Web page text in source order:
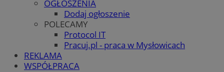
OGŁOSZENIA
Dodaj ogłoszenie
POLECAMY
Protocol IT
Pracuj.pl - praca w Mysłowicach
REKLAMA
WSPÓŁPRACA